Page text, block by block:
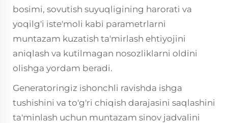
bosimi, sovutish suyuqligining harorati va
yoqilg'i iste'moli kabi parametrlarni
muntazam kuzatish ta'mirlash ehtiyojini
aniqlash va kutilmagan nosozliklarni oldini
olishga yordam beradi.
Generatoringiz ishonchli ravishda ishga
tushishini va to'g'ri chiqish darajasini saqlashini
ta'minlash uchun muntazam sinov jadvalini